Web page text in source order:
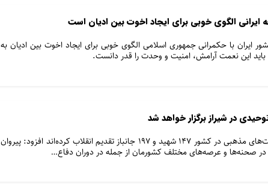
ایرانی الگوی خوبی برای ایجاد اخوت بین ادیان است
ایران با حکمرانی جمهوری اسلامی الگوی خوبی برای ایجاد اخوت بین ادیان به
این نعمت آرامش، امنیت و وحدت را قدر دانست.
در شیراز برگزار خواهد شد
احمد جعفری، با اشاره به اینکه اقلیت‌های مذهبی در کشور ۱۴۷ شهید و ۱۹۷ جانباز تقدیم انقلاب کرده‌اند افزود: پیروان
صحنه‌ها و عرصه‌های مختلف کشورمان از جمله در دوران دفاع…